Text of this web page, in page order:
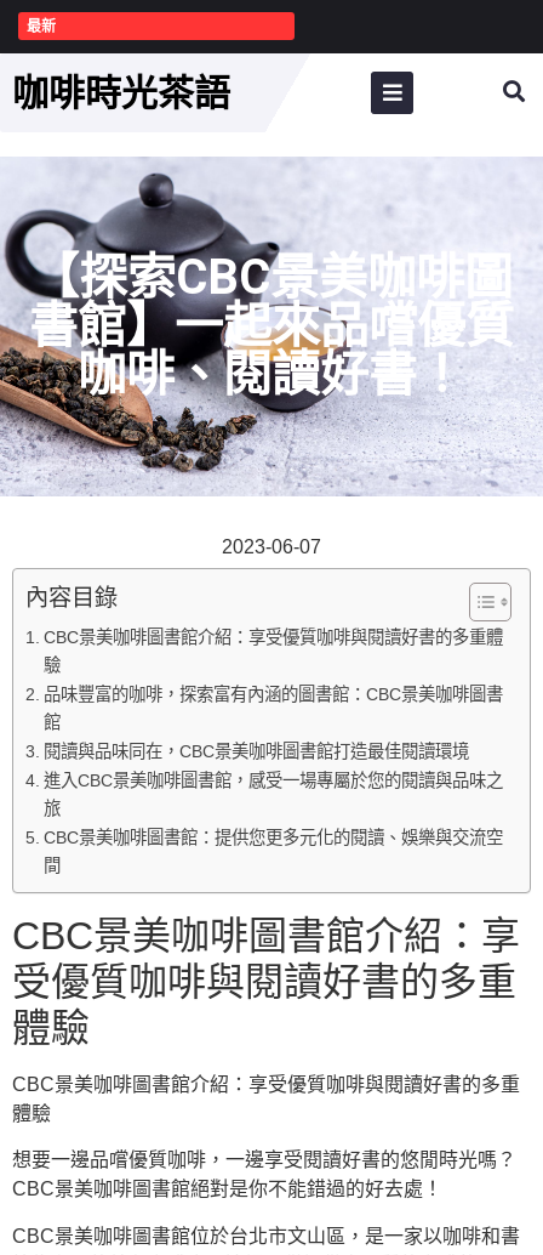
最新
咖啡時光茶語
【探索CBC景美咖啡圖
書館】一起來品嚐優質
咖啡、閱讀好書！
2023-06-07
內容目錄
CBC景美咖啡圖書館介紹：享受優質咖啡與閱讀好書的多重體
驗
品味豐富的咖啡，探索富有內涵的圖書館：CBC景美咖啡圖書
館
閱讀與品味同在，CBC景美咖啡圖書館打造最佳閱讀環境
進入CBC景美咖啡圖書館，感受一場專屬於您的閱讀與品味之
旅
CBC景美咖啡圖書館：提供您更多元化的閱讀、娛樂與交流空
間
CBC景美咖啡圖書館介紹：享
受優質咖啡與閱讀好書的多重
體驗
CBC景美咖啡圖書館介紹：享受優質咖啡與閱讀好書的多重
體驗
想要一邊品嚐優質咖啡，一邊享受閱讀好書的悠閒時光嗎？
CBC景美咖啡圖書館絕對是你不能錯過的好去處！
CBC景美咖啡圖書館位於台北市文山區，是一家以咖啡和書